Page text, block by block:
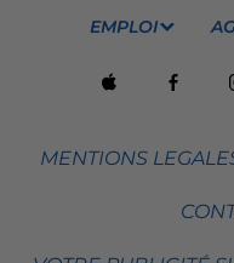
EMPLOI
MENTIONS